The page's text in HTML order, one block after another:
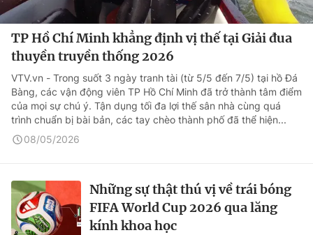
TP Hồ Chí Minh khẳng định vị thế tại Giải đua
thuyền truyền thống 2026
VTV.vn - Trong suốt 3 ngày tranh tài (từ 5/5 đến 7/5) tại hồ Đá
Bàng, các vận động viên TP Hồ Chí Minh đã trở thành tâm điểm
của mọi sự chú ý. Tận dụng tối đa lợi thế sân nhà cùng quá
trình chuẩn bị bài bản, các tay chèo thành phố đã thể hiện...
08/05/2026
Những sự thật thú vị về trái bóng
FIFA World Cup 2026 qua lăng
kính khoa học